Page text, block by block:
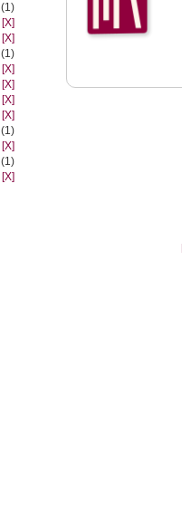
(1)
[X]
[X]
(1)
[X]
[X]
[X]
[X]
(1)
[X]
(1)
[X]